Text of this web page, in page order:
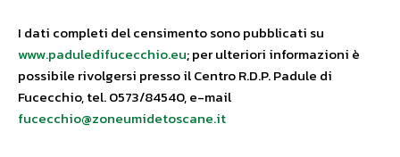
I dati completi del censimento sono pubblicati su
www.paduledifucecchio.eu; per ulteriori informazioni è
possibile rivolgersi presso il Centro R.D.P. Padule di
Fucecchio, tel. 0573/84540, e-mail
fucecchio@zoneumidetoscane.it